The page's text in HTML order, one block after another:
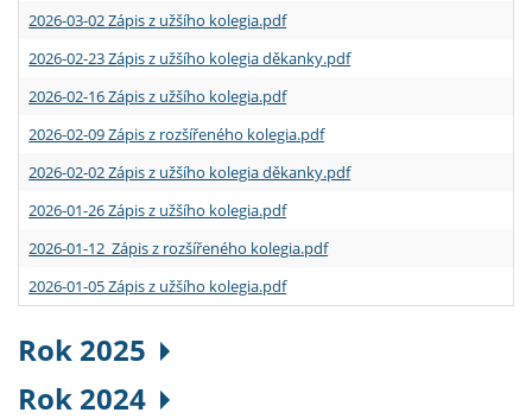
2026-03-02 Zápis z užšího kolegia.pdf
2026-02-23 Zápis z užšího kolegia děkanky.pdf
2026-02-16 Zápis z užšího kolegia.pdf
2026-02-09 Zápis z rozšířeného kolegia.pdf
2026-02-02 Zápis z užšího kolegia děkanky.pdf
2026-01-26 Zápis z užšího kolegia.pdf
2026-01-12 Zápis z rozšířeného kolegia.pdf
2026-01-05 Zápis z užšího kolegia.pdf
Rok 2025
Rok 2024